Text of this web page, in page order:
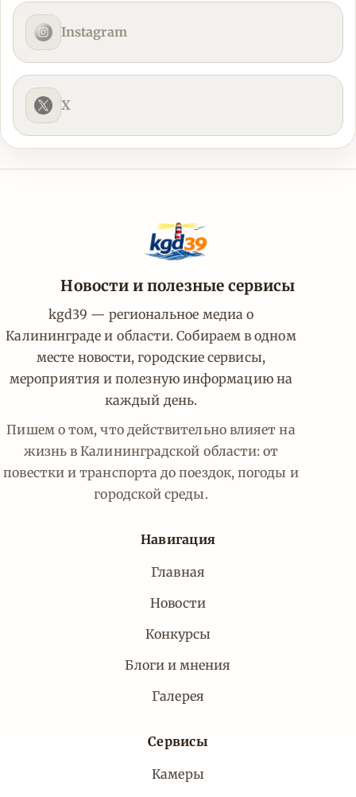
Instagram
X
Новости и полезные сервисы
kgd39 — региональное медиа о
Калининграде и области. Собираем в одном
месте новости, городские сервисы,
мероприятия и полезную информацию на
каждый день.
Пишем о том, что действительно влияет на
жизнь в Калининградской области: от
повестки и транспорта до поездок, погоды и
городской среды.
Навигация
Главная
Новости
Конкурсы
Блоги и мнения
Галерея
Сервисы
Камеры